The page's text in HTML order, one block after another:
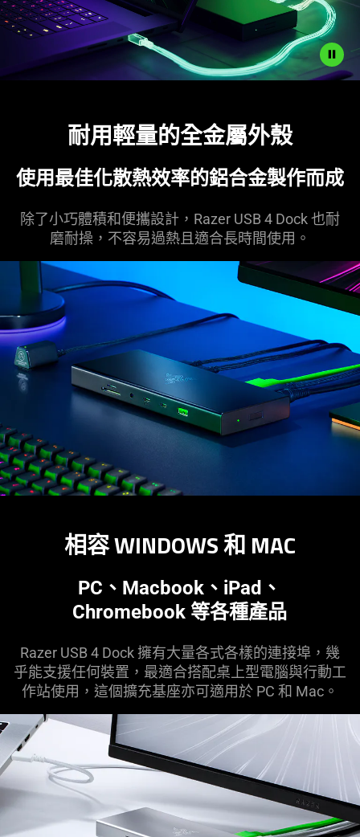
visuals
video
animation
only
support
what
is
spoken;
the
visuals
not
provide
additional
information.
耐用輕量的全金屬外殼
使用最佳化散熱效率的鋁合金製作而成
除了小巧體積和便攜設計，Razer USB 4 Dock 也耐
磨耐操，不容易過熱且適合長時間使用 。
相容 WINDOWS 和 MAC
PC、Macbook、iPad、
Chromebook 等各種產品
Razer USB 4 Dock 擁有大量各式各樣的連接埠，幾
乎能支援任何裝置，最適合搭配桌上型電腦與行動工
作站使用，這個擴充基座亦可適用於 PC 和 Mac。